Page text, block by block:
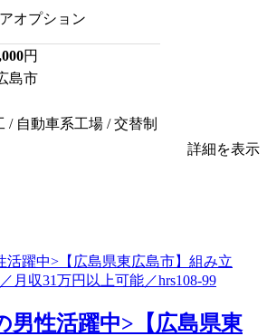
オプション
円
島市
/ 自動車系工場 / 交替制
詳細を表示
男性活躍中>【広島県東